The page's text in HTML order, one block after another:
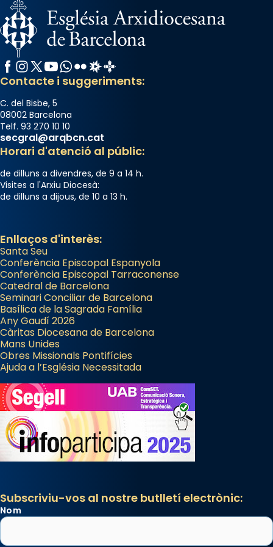
Facebook
Instagram
X / Twitter
YouTube
WhatsApp
FlickrRadio Estel
Catalunya Cristiana
Contacte i suggeriments:
C. del Bisbe, 5
08002 Barcelona
Telf. 93 270 10 10
secgral@arqbcn.cat
Horari d'atenció al públic:
de dilluns a divendres, de 9 a 14 h.
Visites a l'Arxiu Diocesà:
de dilluns a dijous, de 10 a 13 h.
Enllaços d'interès:
Santa Seu
Conferència Episcopal Espanyola
Conferència Episcopal Tarraconense
Catedral de Barcelona
Seminari Conciliar de Barcelona
Basílica de la Sagrada Família
Any Gaudí 2026
Càritas Diocesana de Barcelona
Mans Unides
Obres Missionals Pontifícies
Ajuda a l’Església Necessitada
Subscriviu-vos al nostre butlletí electrònic:
Nom